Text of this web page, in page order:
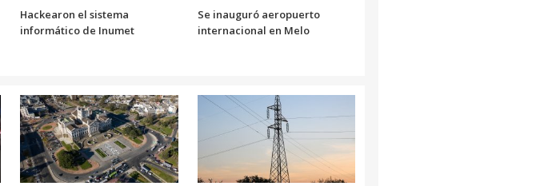
Hackearon el sistema
informático de Inumet
Se inauguró aeropuerto
internacional en Melo